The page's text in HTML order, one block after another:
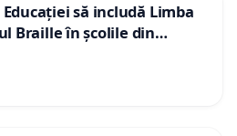
să includă Limba
Braille în școlile din